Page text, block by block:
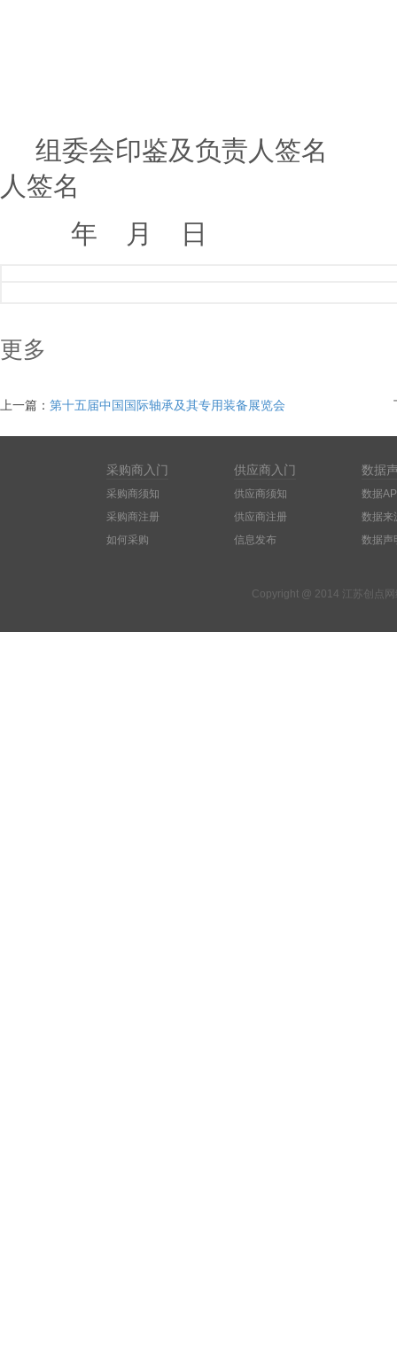
组委会印鉴及负责人签名
人签名
年
月 日
更多
上一篇： 第十五届中国国际轴承及其专用装备展览会
采购商入门
采购商须知
采购商注册
如何采购
供应商入门
供应商须知
供应商注册
信息发布
数据
数据
数据来
数据声
Copyright @ 2014 江苏创点